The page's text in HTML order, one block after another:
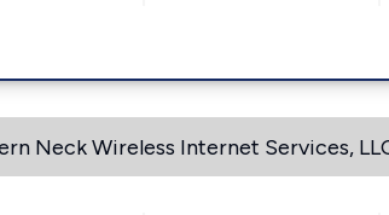
Neck Wireless Internet Services,